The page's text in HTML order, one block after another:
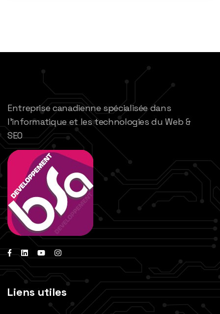
Entreprise canadienne spécialisée dans
l’informatique et les technologies du Web &
SEO
Liens utiles